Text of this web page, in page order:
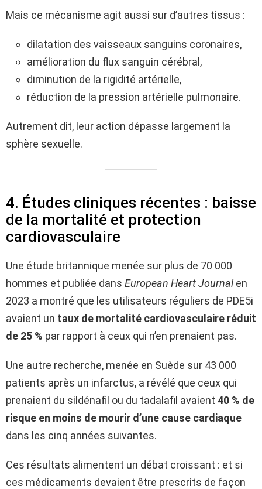
Mais ce mécanisme agit aussi sur d’autres tissus :
dilatation des vaisseaux sanguins coronaires,
amélioration du flux sanguin cérébral,
diminution de la rigidité artérielle,
réduction de la pression artérielle pulmonaire.
Autrement dit, leur action dépasse largement la
sphère sexuelle.
4. Études cliniques récentes : baisse
de la mortalité et protection
cardiovasculaire
Une étude britannique menée sur plus de 70 000
hommes et publiée dans European Heart Journalen
2023 a montré que les utilisateurs réguliers de PDE5i
avaient un taux de mortalité cardiovasculaire réduit
de 25 % par rapport à ceux qui n’en prenaient pas.
Une autre recherche, menée en Suède sur 43 000
patients après un infarctus, a révélé que ceux qui
prenaient du sildénafil ou du tadalafil avaient 40 % de
risque en moins de mourir d’une cause cardiaque
dans les cinq années suivantes.
Ces résultats alimentent un débat croissant : et si
ces médicaments devaient être prescrits de façon